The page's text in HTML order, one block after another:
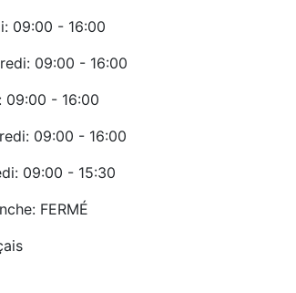
09:00 - 16:00
09:00 - 16:00
09:00 - 16:00
09:00 - 16:00
09:00 - 15:30
FERMÉ